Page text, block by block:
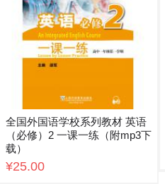
全国外国语学校系列教材 英语
（必修）2 一课一练（附mp3下
载）
¥25.00